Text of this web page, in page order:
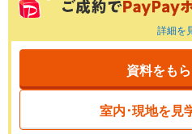
詳細を
資料をも
室内･現地を見